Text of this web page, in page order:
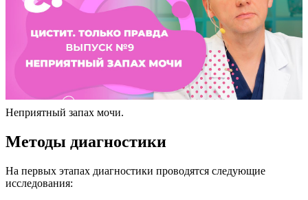
Неприятный запах мочи.
Методы диагностики
На первых этапах диагностики проводятся следующие
исследования: